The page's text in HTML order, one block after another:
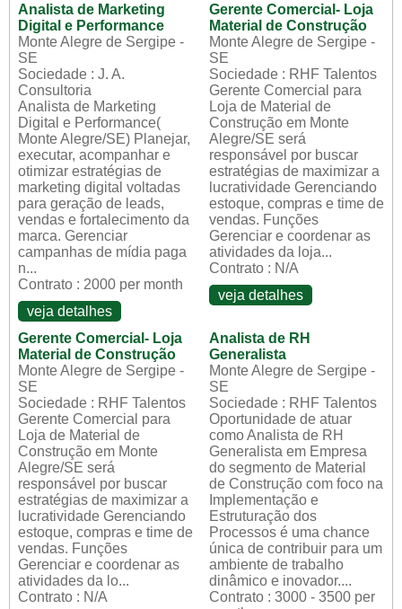
Analista de Marketing
Digital e Performance
Monte Alegre de Sergipe -
SE
Sociedade : J. A.
Consultoria
Analista de Marketing
Digital e Performance(
Monte Alegre/SE) Planejar,
executar, acompanhar e
otimizar estratégias de
marketing digital voltadas
para geração de leads,
vendas e fortalecimento da
marca. Gerenciar
campanhas de mídia paga
n...
Contrato : 2000 per month
veja detalhes
Gerente Comercial- Loja
Material de Construção
Monte Alegre de Sergipe -
SE
Sociedade : RHF Talentos
Gerente Comercial para
Loja de Material de
Construção em Monte
Alegre/SE será
responsável por buscar
estratégias de maximizar a
lucratividade Gerenciando
estoque, compras e time de
vendas. Funções
Gerenciar e coordenar as
atividades da loja...
Contrato : N/A
veja detalhes
Gerente Comercial- Loja
Material de Construção
Monte Alegre de Sergipe -
SE
Sociedade : RHF Talentos
Gerente Comercial para
Loja de Material de
Construção em Monte
Alegre/SE será
responsável por buscar
estratégias de maximizar a
lucratividade Gerenciando
estoque, compras e time de
vendas. Funções
Gerenciar e coordenar as
atividades da lo...
Contrato : N/A
Analista de RH
Generalista
Monte Alegre de Sergipe -
SE
Sociedade : RHF Talentos
Oportunidade de atuar
como Analista de RH
Generalista em Empresa
do segmento de Material
de Construção com foco na
Implementação e
Estruturação dos
Processos é uma chance
única de contribuir para um
ambiente de trabalho
dinâmico e inovador....
Contrato : 3000 - 3500 per